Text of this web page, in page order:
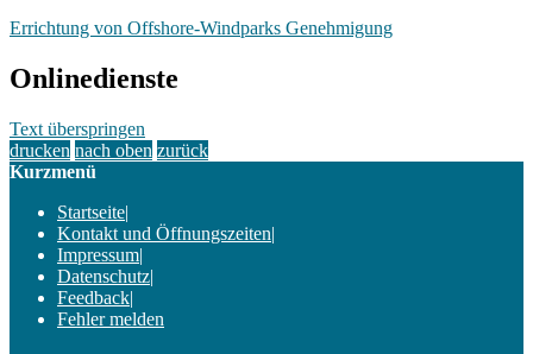
Errichtung von Offshore-Windparks Genehmigung
Onlinedienste
Text überspringen
drucken nach oben zurück
Kurzmenü
Startseite|
Kontakt und Öffnungszeiten|
Impressum|
Datenschutz|
Feedback|
Fehler melden